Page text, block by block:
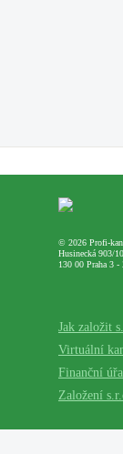
© 2026 Profi-
Husinecká 903/10
130 00 Praha 3 -
Jak založit
Virtuální
Finanční
Založení